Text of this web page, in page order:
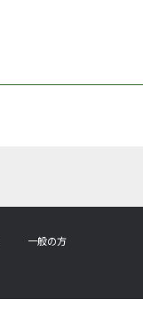
一般の方